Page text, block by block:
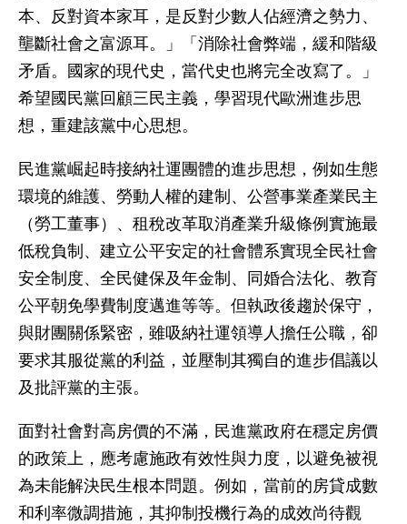
本、反對資本家耳，是反對少數人佔經濟之勢力、
壟斷社會之富源耳。」「消除社會弊端，緩和階級
矛盾。國家的現代史，當代史也將完全改寫了。」
希望國民黨回顧三民主義，學習現代歐洲進步思
想，重建該黨中心思想。
民進黨崛起時接納社運團體的進步思想，例如生態
環境的維護、勞動人權的建制、公營事業產業民主
（勞工董事）、租稅改革取消產業升級條例實施最
低稅負制、建立公平安定的社會體系實現全民社會
安全制度、全民健保及年金制、同婚合法化、教育
公平朝免學費制度邁進等等。但執政後趨於保守，
與財團關係緊密，雖吸納社運領導人擔任公職，卻
要求其服從黨的利益，並壓制其獨自的進步倡議以
及批評黨的主張。
面對社會對高房價的不滿，民進黨政府在穩定房價
的政策上，應考慮施政有效性與力度，以避免被視
為未能解決民生根本問題。例如，當前的房貸成數
和利率微調措施，其抑制投機行為的成效尚待觀